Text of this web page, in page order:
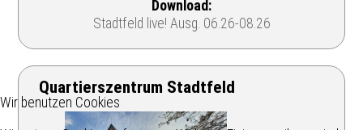
Download:
Stadtfeld live! Ausg. 06.26-08.26
Quartierszentrum Stadtfeld
Wir benutzen Cookies